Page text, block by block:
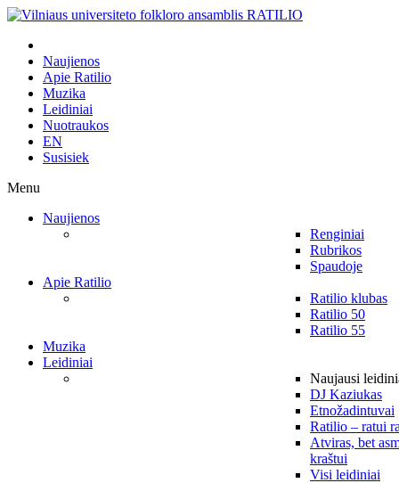
Naujienos
Apie Ratilio
Muzika
Leidiniai
Nuotraukos
EN
Susisiek
Menu
Naujienos
Renginiai
Rubrikos
Spaudoje
Apie Ratilio
Ratilio klubas
Ratilio 50
Ratilio 55
Muzika
Leidiniai
Naujausi
DJ Kaziukas
Etnožadintuvai
Ratilio – ratui
Atviras, bet
kraštui
Visi leidiniai